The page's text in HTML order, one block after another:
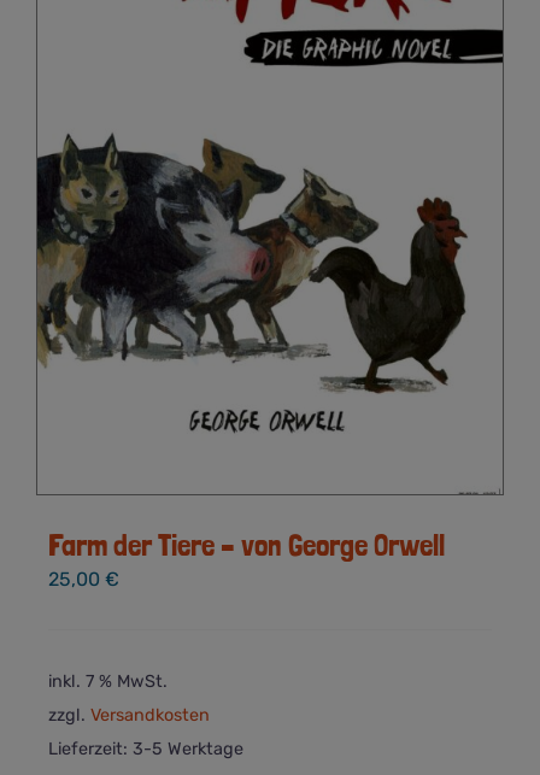
Farm der Tiere – von George Orwell
25,00 €
inkl. 7 % MwSt.
zzgl. Versandkosten
Lieferzeit: 3-5 Werktage